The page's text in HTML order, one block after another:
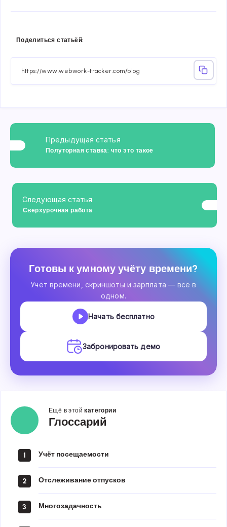
Поделиться статьёй:
Email
Предыдущая статья
Полуторная ставка: что это такое
Следующая статья
Сверхурочная работа
Готовы к умному учёту времени?
Учёт времени, скриншоты и зарплата — всё в
одном.
Начать бесплатно
Забронировать демо
Ещё в этойкатегории
Глоссарий
Глоссарий
1 Учёт посещаемости
2 Отслеживание отпусков
3 Многозадачность